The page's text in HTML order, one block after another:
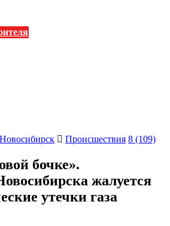
Новосибирск Происшествия 8 (109)
бочке».
жалуется
утечки газа